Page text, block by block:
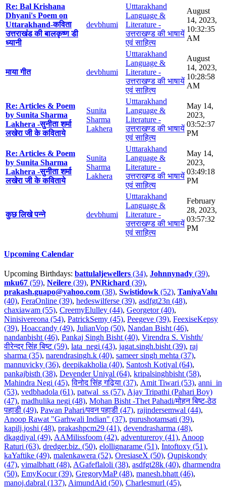
Re: Bal Krishana
Dhyani's Poem on
Uttarakhand-कविता
उत्तराखंड की बालकृष्ण डी
ध्यानी
devbhumi
Utttarakhand
Language &
Literature -
उत्तराखण्ड की भाषायें
एवं साहित्य
August
14, 2023,
10:32:35
AM
माया गीत devbhumi
Utttarakhand
Language &
Literature -
उत्तराखण्ड की भाषायें
एवं साहित्य
August
14, 2023,
10:28:58
AM
Re: Articles & Poem
by Sunita Sharma
Lakhera -सुनीता शर्मा
लखेरा जी के कविताये
Sunita
Sharma
Lakhera
Utttarakhand
Language &
Literature -
उत्तराखण्ड की भाषायें
एवं साहित्य
May 14,
2023,
03:52:37
PM
Re: Articles & Poem
by Sunita Sharma
Lakhera -सुनीता शर्मा
लखेरा जी के कविताये
Sunita
Sharma
Lakhera
Utttarakhand
Language &
Literature -
उत्तराखण्ड की भाषायें
एवं साहित्य
May 14,
2023,
03:49:18
PM
कुछ लिखे पन्ने devbhumi
Utttarakhand
Language &
Literature -
उत्तराखण्ड की भाषायें
एवं साहित्य
February
28, 2023,
03:57:32
PM
Upcoming Calendar
Upcoming Birthdays: battulaljewellers (34), Johnnynady (39),
mku67 (59), Neilere (39), PNRichard (39),
prakash.guapo@yahoo.com (38), Swistidowk (52), TaniyaValu
(40), FeraOnline (39), hedeswilferse (39), asdfgt23n (48),
chaxiawam (55), CreemyElulley (44), Georgetor (40),
Ninisivereona (54), PatrickSemy (45), Peegeve (39), FeexiseKepsy
(39), Hoaccandy (49), JulianVop (50), Nandan Bisht (46),
nandanbisht (46), Pankaj Singh Bisht (40), Virendra S. Vishth/
वीरेन्द्र सिंह बिष्ट (59), lata_negi (43), jagat.singh.bisht (39), raj
sharma (35), narendrasingh.k (40), sameer singh mehta (37),
mannuvicky (36), deepikakholia (40), Santosh Kotiyal (64),
pankajbisth (38), Devender Uniyal (64), kripalsinghbisht (58),
Mahindra Negi (45),विनोद सिंह गढ़िया (37), Amit Tiwari (53), anni_in
(53), vedbhadola (61), patwal_ss (57), Ajay Tripathi (Pahari Boy)
(47), madhulika negi (48), Mohan Bisht -Thet Pahadi/मोहन बिष्ट-ठेठ
पहाडी (49), Pawan Pahari/पवन पहाडी (47), rajindersemwal (44),
Anoop Rawat "Garhwali Indian" (37), purushotamsati (39),
kapilj.joshi (48), prakashpcm29 (41), devendrasharma (48),
dkagdiyal (49), AAMilissfoom (42), adventureroy (41), Anoop
Raturi (63), dredger.biz. (50), elollignarame (51), Intoftoxy (51),
kaYaftike (49), malenkawera (52), OresiaseX (50), Qupiskondy
(47), vimalbhatt (48), AGafeflaloli (38), asdfgt28k (40), dharmendra
(50), EmyKocur (39), GregoryMaP (48), manesh.bhatt (46),
manoj.dabral (137), AimundAid (50), Charlesmurl (45),